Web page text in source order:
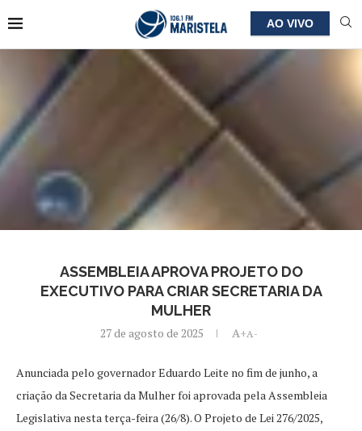
AO VIVO
ASSEMBLEIA APROVA PROJETO DO
EXECUTIVO PARA CRIAR SECRETARIA DA
MULHER
27 de agosto de 2025 A+A-
Anunciada pelo governador Eduardo Leite no fim de junho, a
criação da Secretaria da Mulher foi aprovada pela Assembleia
Legislativa nesta terça-feira (26/8). O Projeto de Lei 276/2025,